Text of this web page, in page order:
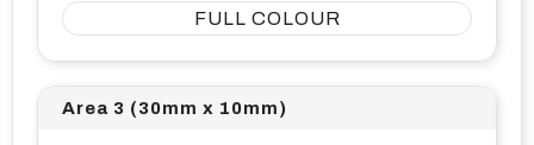
FULL COLOUR
Area 3 (30mm x 10mm)